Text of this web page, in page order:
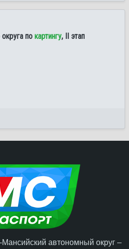
по картингу, II этап
автономный округ –